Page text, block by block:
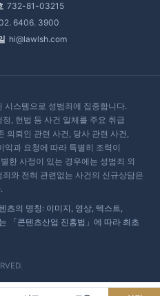
732-81-03215
6406. 3900
hi@lawlsh.com
시스템으로 성범죄에 집중합니다.
, 헌법 등 사건 일체를 주요 취급
의뢰인 관련 사건, 당사 관련 사건,
과 요청에 따라 특별히 조력이
한 사정이 있는 경우에는 성범죄 외
와 전혀 관련없는 사건의 신규상담은
츠의 명칭: 이미지, 영상, 텍스트,
「콘텐츠산업 진흥법」에 따라 최초